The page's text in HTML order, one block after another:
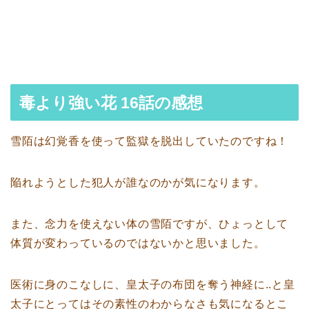
毒より強い花 16話の感想
雪陌は幻覚香を使って監獄を脱出していたのですね！
陥れようとした犯人が誰なのかが気になります。
また、念力を使えない体の雪陌ですが、ひょっとして
体質が変わっているのではないかと思いました。
医術に身のこなしに、皇太子の布団を奪う神経に..と皇
太子にとってはその素性のわからなさも気になるとこ